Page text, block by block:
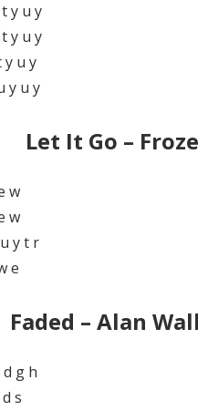
y u y
y u y
y u y
y u y
Let It Go –
w
w
y t r
e
Faded – Alan
d g h
s